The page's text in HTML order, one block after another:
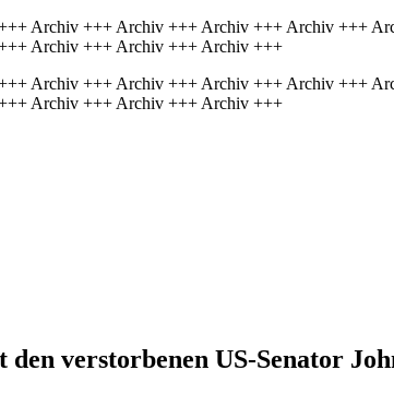
Archiv +++ Archiv +++ Archiv +++ Archiv +++
Archiv +++ Archiv +++ Archiv +++
Archiv +++ Archiv +++ Archiv +++ Archiv +++
Archiv +++ Archiv +++ Archiv +++
verstorbenen US-Senator